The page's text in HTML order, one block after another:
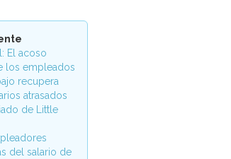
El acoso
los empleados
recupera
atrasados
de Little
del salario de